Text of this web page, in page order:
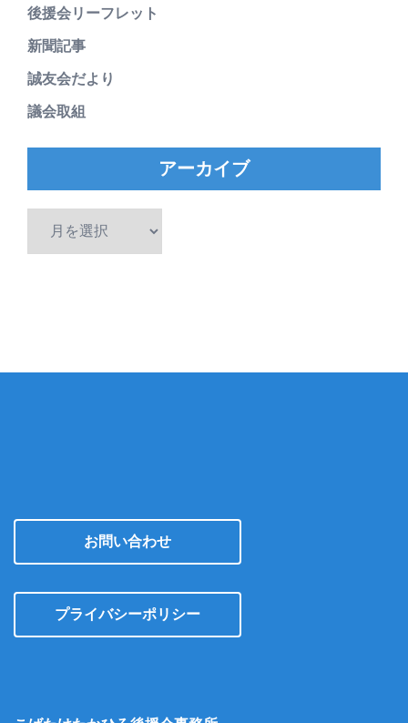
後援会リーフレット
新聞記事
誠友会だより
議会取組
アーカイブ
お問い合わせ
プライバシーポリシー